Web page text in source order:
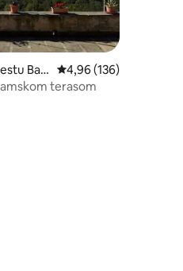
101
Bag
prosječna ocjena 4,96
4,96 (136)
terasom